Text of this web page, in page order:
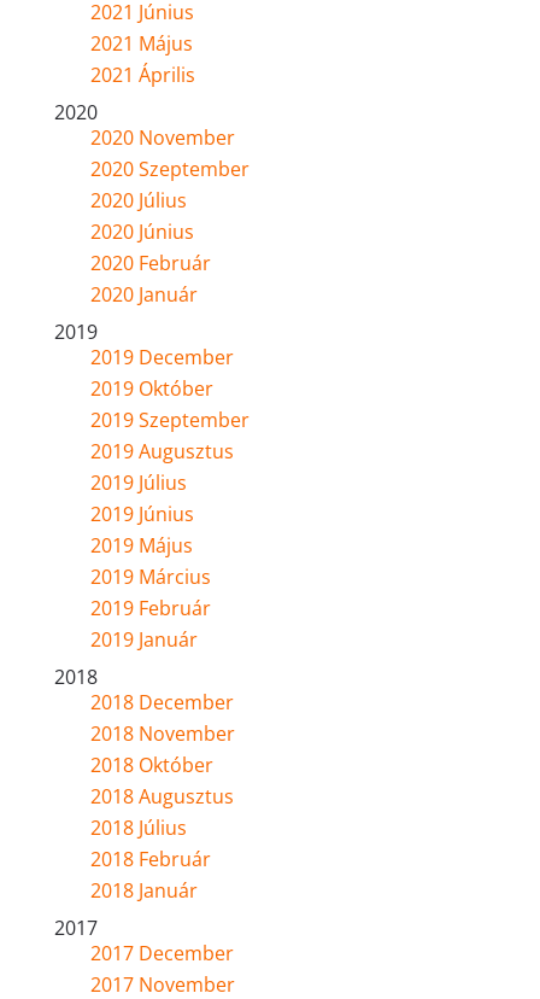
2021 Június
2021 Május
2021 Április
2020
2020 November
2020 Szeptember
2020 Július
2020 Június
2020 Február
2020 Január
2019
2019 December
2019 Október
2019 Szeptember
2019 Augusztus
2019 Július
2019 Június
2019 Május
2019 Március
2019 Február
2019 Január
2018
2018 December
2018 November
2018 Október
2018 Augusztus
2018 Július
2018 Február
2018 Január
2017
2017 December
2017 November